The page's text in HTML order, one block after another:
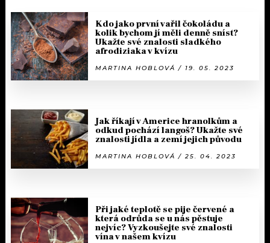
Kdo jako první vařil čokoládu a
kolik bychom jí měli denně sníst?
Ukažte své znalosti sladkého
afrodiziaka v kvízu
MARTINA HOBLOVÁ / 19. 05. 2023
Jak říkají v Americe hranolkům a
odkud pochází langoš? Ukažte své
znalosti jídla a zemí jejich původu
MARTINA HOBLOVÁ / 25. 04. 2023
Při jaké teplotě se pije červené a
která odrůda se u nás pěstuje
nejvíc? Vyzkoušejte své znalosti
vína v našem kvízu